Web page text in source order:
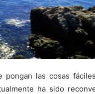
las cosas
ha sido